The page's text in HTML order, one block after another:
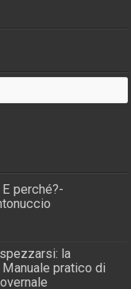
perché?-
la
pratico di